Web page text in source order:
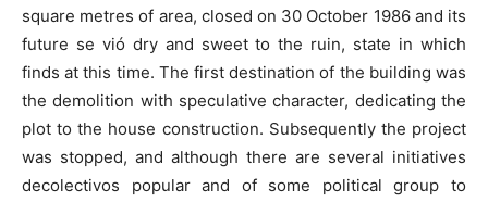
square metres of area, closed on 30 October 1986 and its
future se vió dry and sweet to the ruin, state in which
finds at this time. The first destination of the building was
the demolition with speculative character, dedicating the
plot to the house construction. Subsequently the project
was stopped, and although there are several initiatives
decolectivos popular and of some political group to